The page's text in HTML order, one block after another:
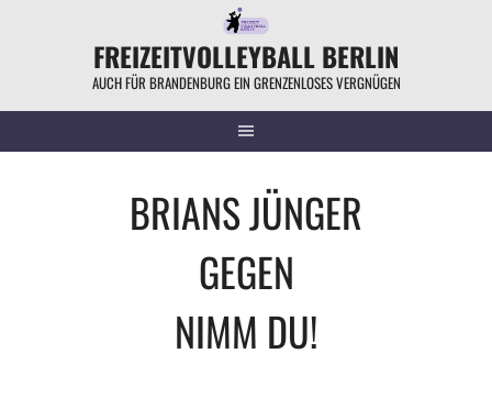
FREIZEITVOLLEYBALL BERLIN
AUCH FÜR BRANDENBURG EIN GRENZENLOSES VERGNÜGEN
BRIANS JÜNGER
GEGEN
NIMM DU!